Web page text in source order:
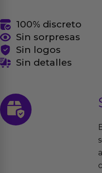
100% discreto
Sin sorpresas
Sin logos
Sin detalles